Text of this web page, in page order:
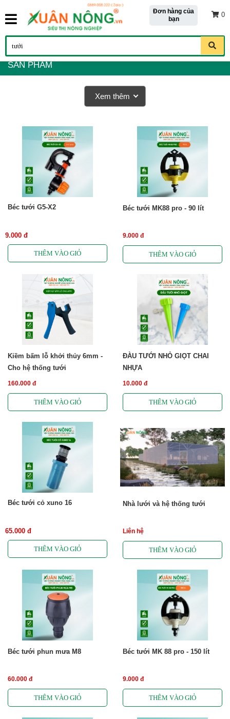
Đơn hàng của
bạn
0
SẢN PHẨM
Xem thêm
Béc tưới G5-X2
9.000 đ
Béc tưới MK88 pro - 90 lít
9.000 đ
Kiềm bấm lỗ khởi thủy 6mm -
Cho hệ thống tưới
160.000 đ
ĐÀU TƯỚI NHỎ GIỌT CHAI
NHỰA
10.000 đ
Béc tưới cỏ xuno 16
65.000 đ
Nhà lưới và hệ thống tưới
Liên hệ
Béc tưới phun mưa M8
60.000 đ
Béc tưới MK 88 pro - 150 lít
9.000 đ